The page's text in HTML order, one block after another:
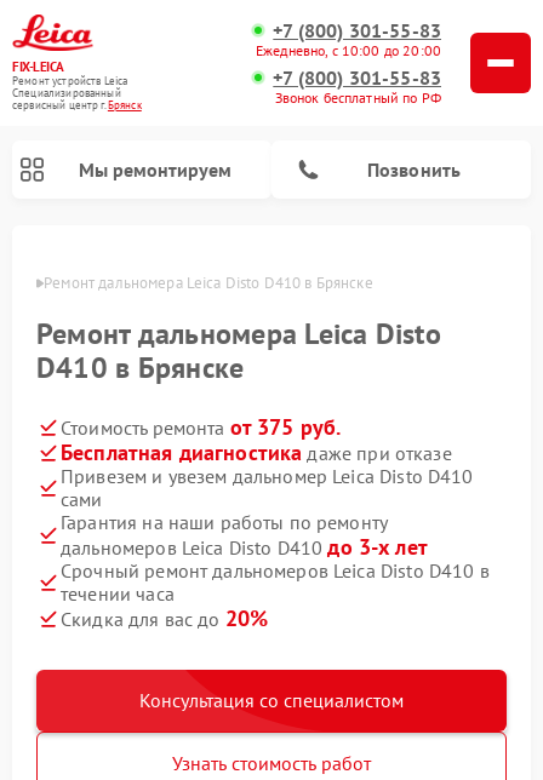
FIX-LEICA
Ремонт устройств Leica
Специализированный
cервисный центр г.Брянск
+7 (800) 301-55-83
Ежедневно, с 10:00 до 20:00
+7 (800) 301-55-83
Звонок бесплатный по РФ
Мы ремонтируем Позвонить
Ремонт дальномера Leica Disto D410 в Брянске
Ремонт дальномера Leica Disto
D410 в Брянске
Стоимость ремонта от 375 руб.
Бесплатная диагностика даже при отказе
Привезем и увезем дальномер Leica Disto D410
сами
Гарантия на наши работы по ремонту
дальномеров Leica Disto D410до 3-х лет
Срочный ремонт дальномеров Leica Disto D410 в
течении часа
Скидка для вас до 20%
Консультация со специалистом
Узнать стоимость работ